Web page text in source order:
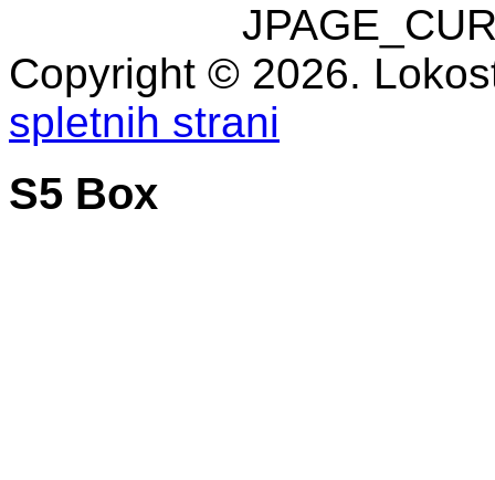
Copyright © 2026.
spletnih strani
S5 Box